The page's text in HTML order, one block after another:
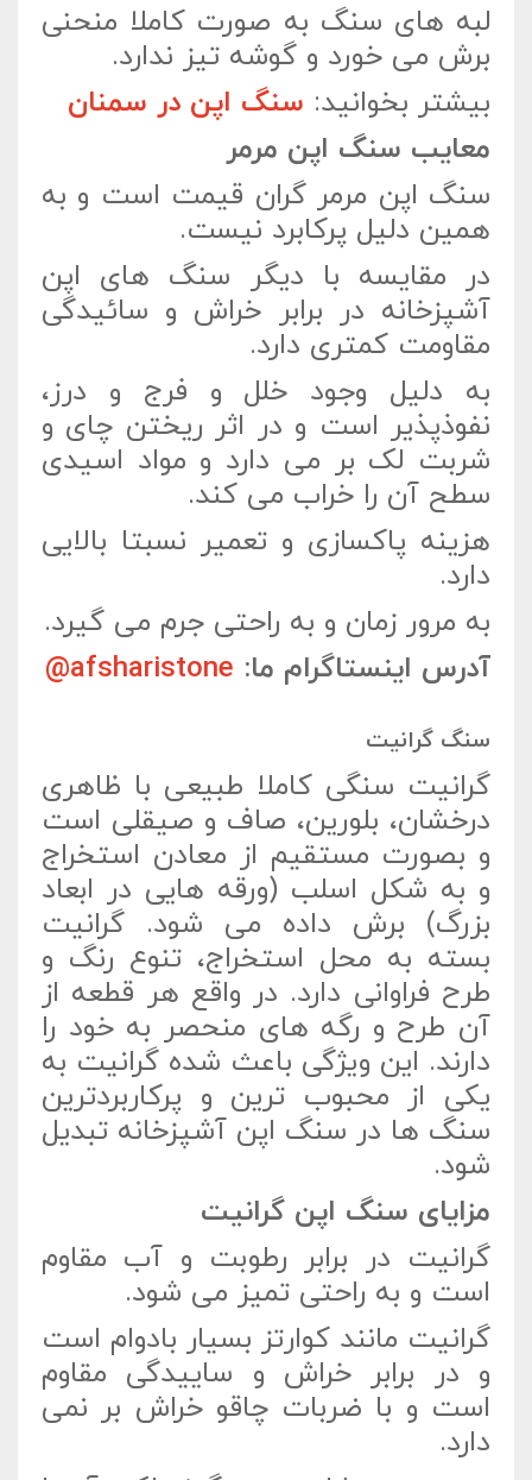
لبه های سنگ به صورت کاملا منحنی
برش می خورد و گوشه تیز ندارد.
بیشتر بخوانید: سنگ اپن در سمنان
معایب سنگ اپن مرمر
سنگ اپن مرمر گران قیمت است و به
همین دلیل پرکابرد نیست.
در مقایسه با دیگر سنگ های اپن
آشپزخانه در برابر خراش و سائیدگی
مقاومت کمتری دارد.
به دلیل وجود خلل و فرج و درز،
نفوذپذیر است و در اثر ریختن چای و
شربت لک بر می دارد و مواد اسیدی
سطح آن را خراب می کند.
هزینه پاکسازی و تعمیر نسبتا بالایی
دارد.
به مرور زمان و به راحتی جرم می گیرد.
آدرس اینستاگرام ما: afsharistone@
سنگ گرانیت
گرانیت سنگی کاملا طبیعی با ظاهری
درخشان، بلورین، صاف و صیقلی است
و بصورت مستقیم از معادن استخراج
و به شکل اسلب (ورقه هایی در ابعاد
بزرگ) برش داده می شود. گرانیت
بسته به محل استخراج، تنوع رنگ و
طرح فراوانی دارد. در واقع هر قطعه از
آن طرح و رگه های منحصر به خود را
دارند. این ویژگی باعث شده گرانیت به
یکی از محبوب ترین و پرکاربردترین
سنگ ها در سنگ اپن آشپزخانه تبدیل
شود.
مزایای سنگ اپن گرانیت
گرانیت در برابر رطوبت و آب مقاوم
است و به راحتی تمیز می شود.
گرانیت مانند کوارتز بسیار بادوام است
و در برابر خراش و ساییدگی مقاوم
است و با ضربات چاقو خراش بر نمی
دارد.